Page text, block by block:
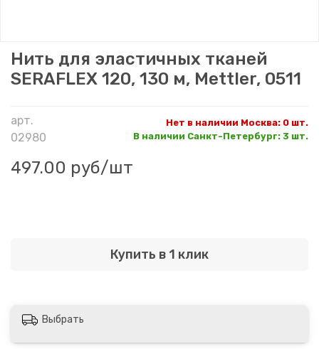
арт.
02980
Нет в наличии Москва: 0 шт.
В наличии Санкт-Петербург: 3 шт.
Нить для эластичных тканей
SERAFLEX 120, 130 м, Mettler, 0511
497.00 руб/шт
Купить в 1 клик
Выбрать